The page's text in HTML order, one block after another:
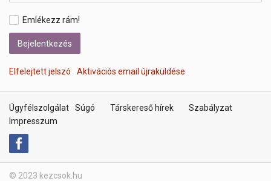
Emlékezz rám!
Elfelejtett jelszó Aktivációs email újraküldése
Ügyfélszolgálat Súgó Társkereső hírek
Szabályzat
Impresszum
© 2023 kezcsok.hu